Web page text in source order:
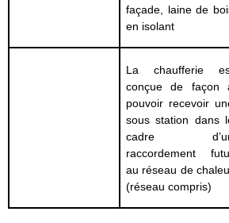
façade, laine de
en isolant
La chaufferie
conçue de façon
pouvoir recevoir
sous station dans
cadre
raccordement
au réseau de
(réseau compris)